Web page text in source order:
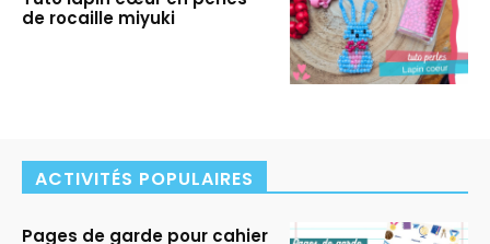
de rocaille miyuki
ACTIVITÉS POPULAIRES
Pages de garde pour cahier